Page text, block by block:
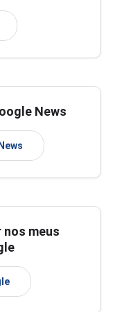
News
meus